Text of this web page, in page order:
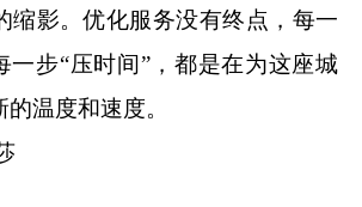
缩影。优化服务没有终点，每一
一步“压时间”，都是在为这座城
温度和速度。